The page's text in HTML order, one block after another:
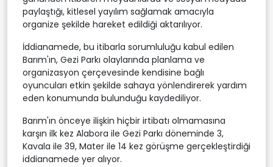
paylaştığı, kitlesel yayılım sağlamak amacıyla
organize şekilde hareket edildiği aktarılıyor.
İddianamede, bu itibarla sorumluluğu kabul edilen
Barım'ın, Gezi Parkı olaylarında planlama ve
organizasyon çerçevesinde kendisine bağlı
oyuncuları etkin şekilde sahaya yönlendirerek yardım
eden konumunda bulunduğu kaydediliyor.
Barım'ın önceye ilişkin hiçbir irtibatı olmamasına
karşın ilk kez Alabora ile Gezi Parkı döneminde 3,
Kavala ile 39, Mater ile 14 kez görüşme gerçekleştirdiği
iddianamede yer alıyor.